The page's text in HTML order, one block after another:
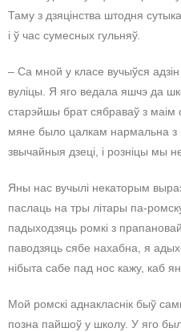
Таму з дзяцінства штодня
і ў час сумесных гульняў.
– Са мной у класе вучыўся
вуліцы. Я яго ведала яшчэ да
старэйшы брат сябраваў з
мяне было цалкам нармальна з
звычайныя дзеці, і розніцы мы
Яны нас вучылі некаторым
паслаць на тры літары па-
падыходзяць ромкі з
паводзяць сябе нахабна, я
нібыта сабе пад нос кажу, каб
Мой ромскі аднакласнік быў
позна пайшоў у школу. У яго